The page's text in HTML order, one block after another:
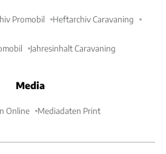
Promobil Heftarchiv Caravaning
Jahresinhalt Caravaning
Media
Online Mediadaten Print